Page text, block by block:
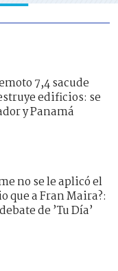
7,4 sacude
edificios: se
y Panamá
no se le aplicó el
que a Fran Maira?:
de ’Tu Día’